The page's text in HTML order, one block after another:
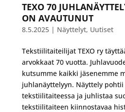
TEXO 70
ON AVAUTUNUT
8.5.2025| Näyttelyt, Uutiset
Tekstiilitaiteilijat TEXO ry
arvokkaat 70 vuotta.
kutsumme kaikki jäsenemme
juhlanäyttelyyn. Näyttely
tekstiilitaiteessa ja juhlistaa
tekstiilitaiteen kiinnostavaa